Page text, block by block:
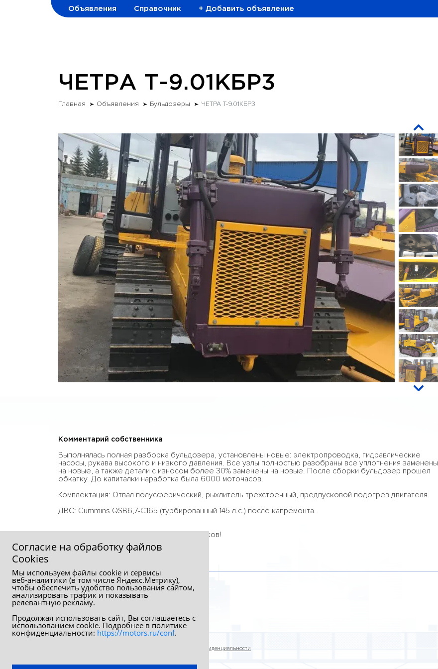
Объявления Справочник + Добавить объявление
ЧЕТРА Т-9.01КБР3
Главная Объявления Бульдозеры ЧЕТРА Т-9.01КБР3
Комментарий собственника
Выполнялась полная разборка бульдозера, установлены новые: электропроводка, гидравлические
насосы, рукава высокого и низкого давления. Все узлы полностью разобраны все уплотнения заменены
на новые, а также детали с износом более 30% заменены на новые. После сборки бульдозер прошел
обкатку. До капиталки наработка была 6000 моточасов.
Комплектация: Отвал полусферический, рыхлитель трехстоечный, предпусковой подогрев двигателя.
ДВС: Cummins QSB6,7-C165 (турбированный 145 л.с.) после капремонта.
Продажа от собственника без посредников!
Политика конфиденциальности
Согласие на обработку файлов
Сookies
Мы используем файлы cookie и сервисы
веб‑аналитики (в том числе Яндекс.Метрику),
чтобы обеспечить удобство пользования сайтом,
анализировать трафик и показывать
релевантную рекламу.
Продолжая использовать сайт, Вы соглашаетесь с
использованием cookie. Подробнее в политике
конфиденциальности: https://motors.ru/conf.